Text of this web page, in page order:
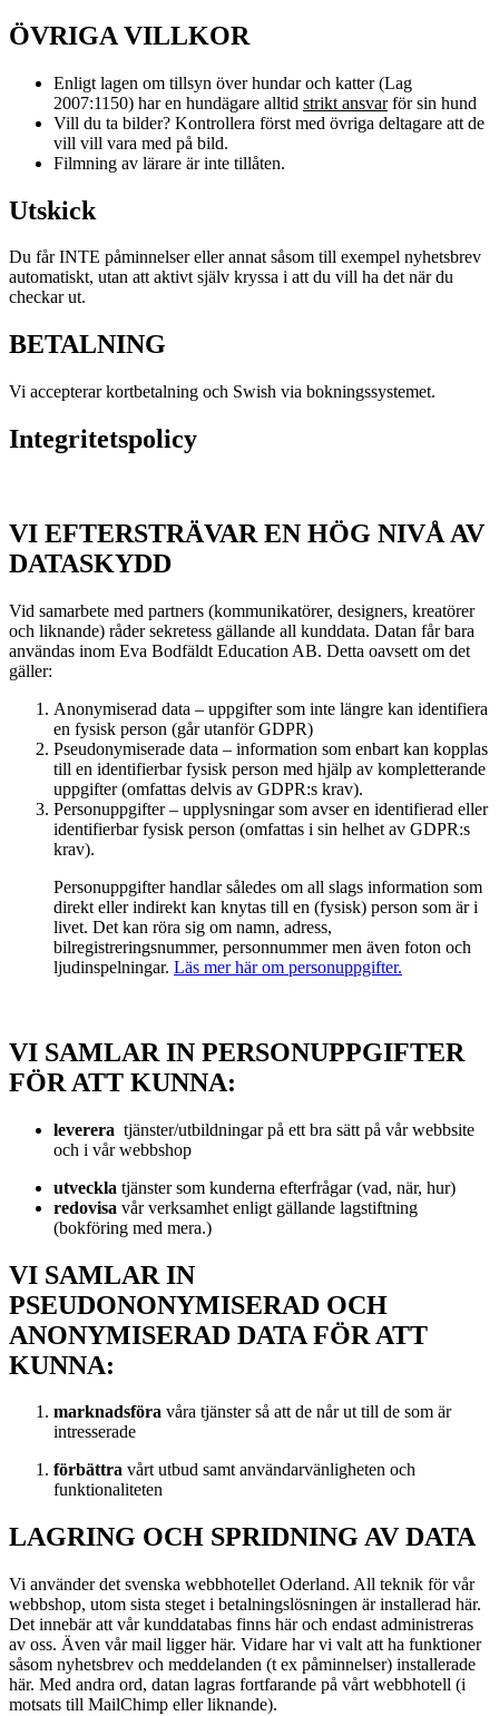
ÖVRIGA VILLKOR
Enligt lagen om tillsyn över hundar och katter (Lag
2007:1150) har en hundägare alltid strikt ansvarför sin hund
Vill du ta bilder? Kontrollera först med övriga deltagare att de
vill vill vara med på bild.
Filmning av lärare är inte tillåten.
Utskick
Du får INTE påminnelser eller annat såsom till exempel nyhetsbrev
automatiskt, utan att aktivt själv kryssa i att du vill ha det när du
checkar ut.
BETALNING
Vi accepterar kortbetalning och Swish via bokningssystemet.
Integritetspolicy
VI EFTERSTRÄVAR EN HÖG NIVÅ AV
DATASKYDD
Vid samarbete med partners (kommunikatörer, designers, kreatörer
och liknande) råder sekretess gällande all kunddata. Datan får bara
användas inom Eva Bodfäldt Education AB. Detta oavsett om det
gäller:
Anonymiserad data – uppgifter som inte längre kan identifiera
en fysisk person (går utanför GDPR)
Pseudonymiserade data – information som enbart kan kopplas
till en identifierbar fysisk person med hjälp av kompletterande
uppgifter (omfattas delvis av GDPR:s krav).
Personuppgifter – upplysningar som avser en identifierad eller
identifierbar fysisk person (omfattas i sin helhet av GDPR:s
krav).
Personuppgifter handlar således om all slags information som
direkt eller indirekt kan knytas till en (fysisk) person som är i
livet. Det kan röra sig om namn, adress,
bilregistreringsnummer, personnummer men även foton och
ljudinspelningar. Läs mer här om personuppgifter.
VI SAMLAR IN PERSONUPPGIFTER
FÖR ATT KUNNA:
leverera tjänster/utbildningar på ett bra sätt på vår webbsite
och i vår webbshop
utveckla tjänster som kunderna efterfrågar (vad, när, hur)
redovisa vår verksamhet enligt gällande lagstiftning
(bokföring med mera.)
VI SAMLAR IN
PSEUDONONYMISERAD OCH
ANONYMISERAD DATA FÖR ATT
KUNNA:
marknadsföra våra tjänster så att de når ut till de som är
intresserade
förbättra vårt utbud samt användarvänligheten och
funktionaliteten
LAGRING OCH SPRIDNING AV DATA
Vi använder det svenska webbhotellet Oderland. All teknik för vår
webbshop, utom sista steget i betalningslösningen är installerad här.
Det innebär att vår kunddatabas finns här och endast administreras
av oss. Även vår mail ligger här. Vidare har vi valt att ha funktioner
såsom nyhetsbrev och meddelanden (t ex påminnelser) installerade
här. Med andra ord, datan lagras fortfarande på vårt webbhotell (i
motsats till MailChimp eller liknande).